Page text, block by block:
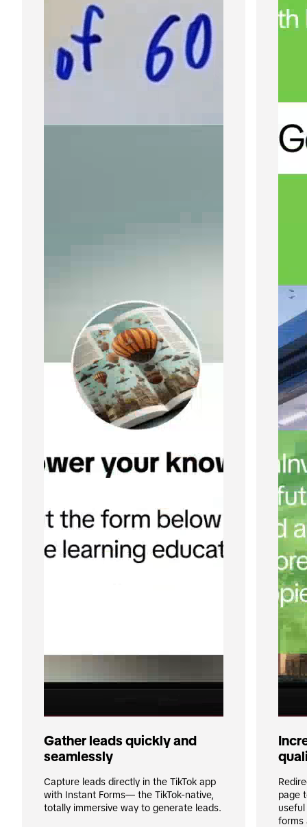
Gather leads quickly and
seamlessly
Capture leads directly in the TikTok app
with Instant Forms— the TikTok-native,
totally immersive way to generate leads.
page
forms